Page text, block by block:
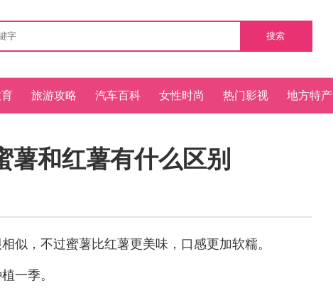
搜索
育 旅游攻略 汽车百科 女性时尚 热门影视 地方特产
薯和红薯有什么区别
，不过蜜薯比红薯更美味，口感更加软糯。
一季。